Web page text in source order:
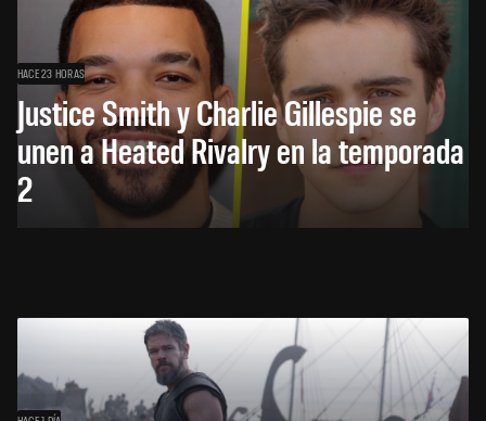
HACE 23 HORAS
Justice Smith y Charlie Gillespie se
unen a Heated Rivalry en la temporada
2